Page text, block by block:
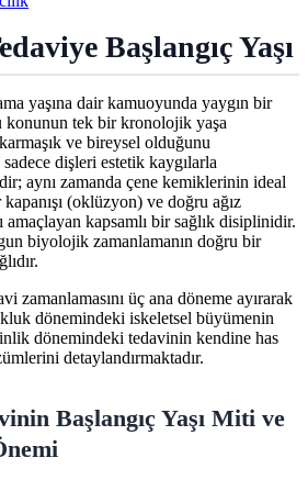
Başlangıç Yaşı
yaşına dair kamuoyunda yaygın bir
konunun tek bir kronolojik yaşa
ve bireysel olduğunu
dişleri estetik kaygılarla
aynı zamanda çene kemiklerinin ideal
kapanışı (oklüzyon) ve doğru ağız
amaçlayan kapsamlı bir sağlık disiplinidir.
biyolojik zamanlamanın doğru bir
zamanlamasını üç ana döneme ayırarak
dönemindeki iskeletsel büyümenin
dönemindeki tedavinin kendine has
detaylandırmaktadır.
Başlangıç Yaşı Miti ve